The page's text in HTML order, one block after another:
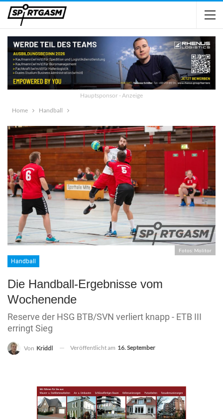
Hauptsponsor - Anzeige
Home
Handball
Fotos: Molitor
Handball
Die Handball-Ergebnisse vom
Wochenende
Reserve der HSG BTB/SVN verliert knapp - ETB III
erringt Sieg
Von Kriddl Veröffentlicht am 16. September